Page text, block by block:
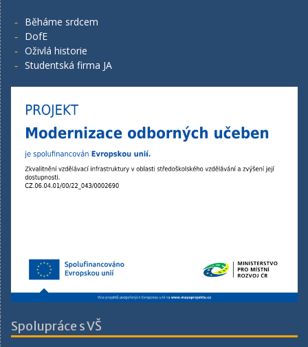
Běháme srdcem
DofE
Oživlá historie
Studentská firma JA
Spolupráce s VŠ